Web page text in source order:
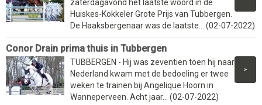
zaterdagavond het laatste woord in de
Huiskes-Kokkeler Grote Prijs van Tubbergen.
De Haaksbergenaar was de laatste... (02-07-2022)
Conor Drain prima thuis in Tubbergen
»
TUBBERGEN - Hij was zeventien toen hij naar
Nederland kwam met de bedoeling er twee
weken te trainen bij Angelique Hoorn in
Wanneperveen. Acht jaar... (02-07-2022)